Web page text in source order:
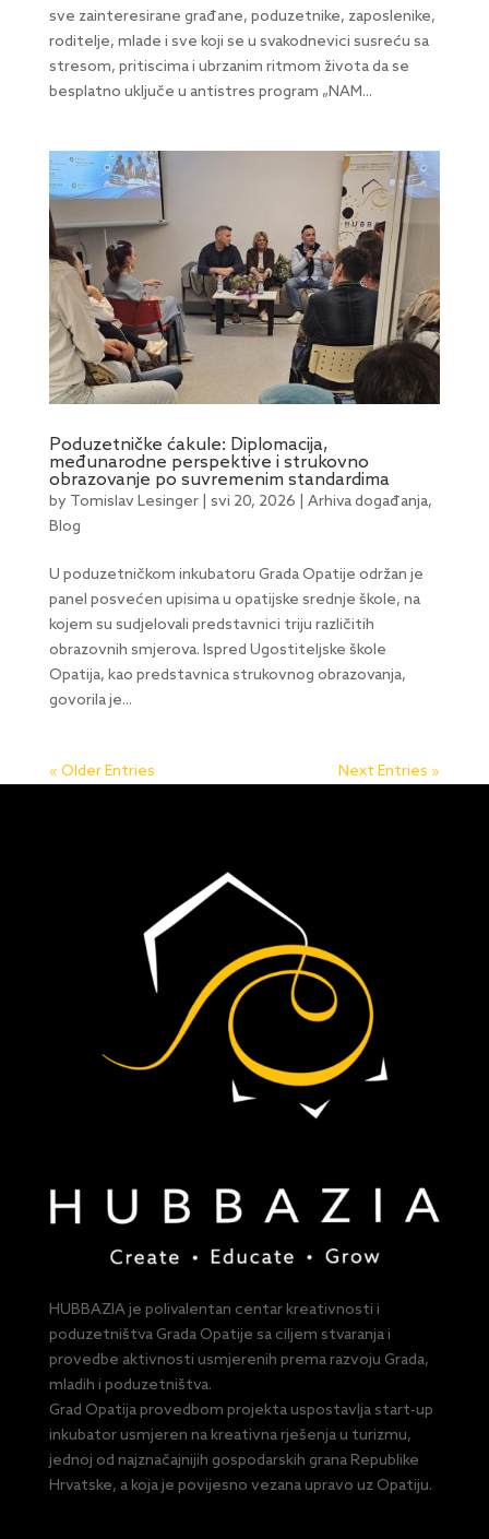
sve zainteresirane građane, poduzetnike, zaposlenike,
roditelje, mlade i sve koji se u svakodnevici susreću sa
stresom, pritiscima i ubrzanim ritmom života da se
besplatno uključe u antistres program „NAM...
Poduzetničke ćakule: Diplomacija,
međunarodne perspektive i strukovno
obrazovanje po suvremenim standardima
by Tomislav Lesinger| svi 20, 2026 Arhiva događanja,
Blog
U poduzetničkom inkubatoru Grada Opatije održan je
panel posvećen upisima u opatijske srednje škole, na
kojem su sudjelovali predstavnici triju različitih
obrazovnih smjerova. Ispred Ugostiteljske škole
Opatija, kao predstavnica strukovnog obrazovanja,
govorila je...
« Older Entries Next Entries »
HUBBAZIA je polivalentan centar kreativnosti i
poduzetništva Grada Opatije sa ciljem stvaranja i
provedbe aktivnosti usmjerenih prema razvoju Grada,
mladih i poduzetništva.
Grad Opatija provedbom projekta uspostavlja start-up
inkubator usmjeren na kreativna rješenja u turizmu,
jednoj od najznačajnijih gospodarskih grana Republike
Hrvatske, a koja je povijesno vezana upravo uz Opatiju.